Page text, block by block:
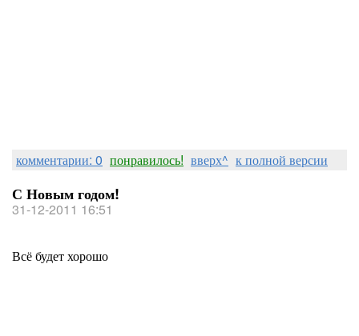
комментарии: 0 понравилось! вверх^ к полной версии
С Новым годом!
31-12-2011 16:51
Всё будет хорошо